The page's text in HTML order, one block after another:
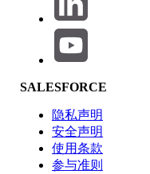
功能影响
SALESFORCE
隐私声明
安全声明
使用条款
参与准则